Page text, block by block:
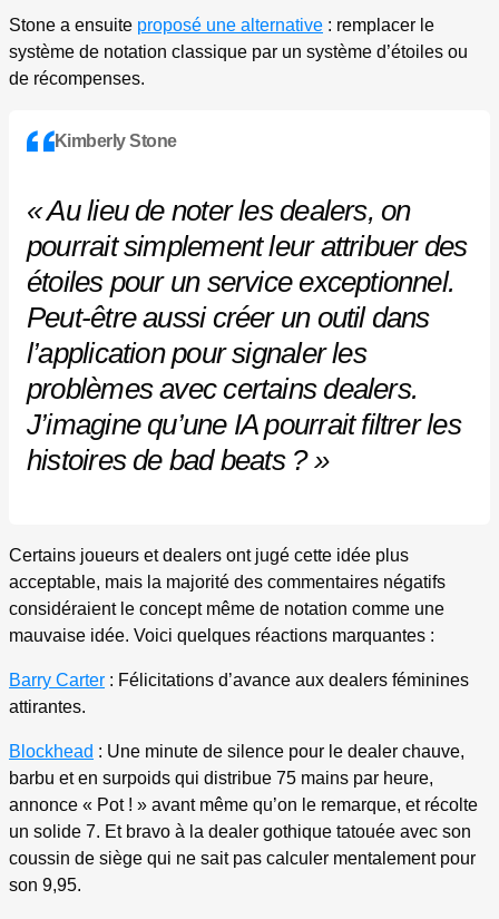
Stone a ensuite proposé une alternative : remplacer le
système de notation classique par un système d’étoiles ou
de récompenses.
Kimberly Stone
« Au lieu de noter les dealers, on
pourrait simplement leur attribuer des
étoiles pour un service exceptionnel.
Peut-être aussi créer un outil dans
l’application pour signaler les
problèmes avec certains dealers.
J’imagine qu’une IA pourrait filtrer les
histoires de bad beats ? »
Certains joueurs et dealers ont jugé cette idée plus
acceptable, mais la majorité des commentaires négatifs
considéraient le concept même de notation comme une
mauvaise idée. Voici quelques réactions marquantes :
Barry Carter : Félicitations d’avance aux dealers féminines
attirantes.
Blockhead : Une minute de silence pour le dealer chauve,
barbu et en surpoids qui distribue 75 mains par heure,
annonce « Pot ! » avant même qu’on le remarque, et récolte
un solide 7. Et bravo à la dealer gothique tatouée avec son
coussin de siège qui ne sait pas calculer mentalement pour
son 9,95.